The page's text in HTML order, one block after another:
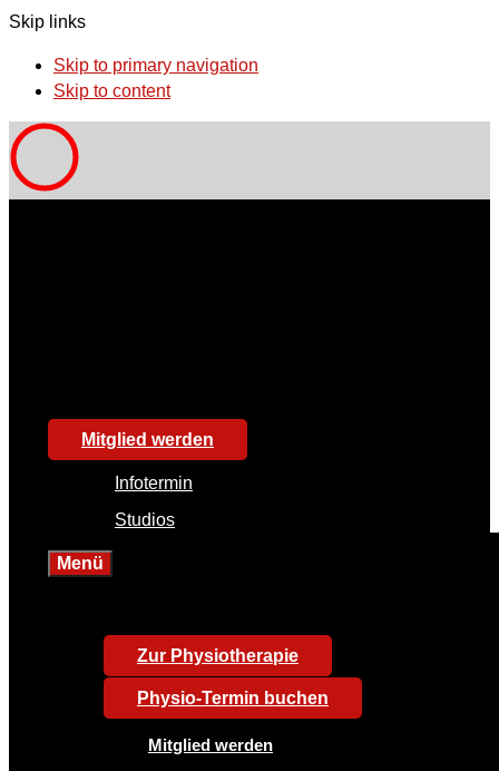
Skip links
Skip to primary navigation
Skip to content
Mitglied werden
Infotermin
Studios
Menü
Zur Physiotherapie
Physio-Termin buchen
Mitglied werden